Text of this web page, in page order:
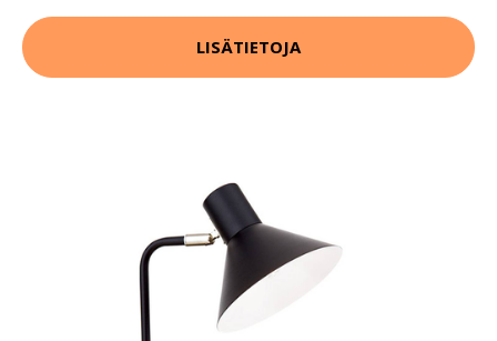
LISÄTIETOJA